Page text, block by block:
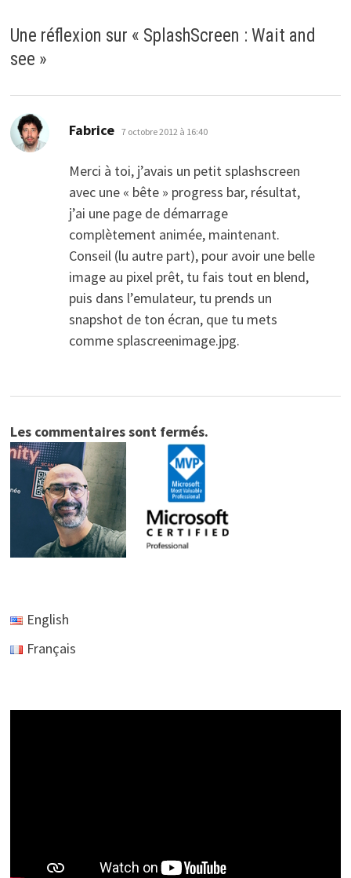
Une réflexion sur « SplashScreen : Wait and
see »
Fabrice dit :
7 octobre 2012 à 16:40
Merci à toi, j’avais un petit splashscreen
avec une « bête » progress bar, résultat,
j’ai une page de démarrage
complètement animée, maintenant.
Conseil (lu autre part), pour avoir une belle
image au pixel prêt, tu fais tout en blend,
puis dans l’emulateur, tu prends un
snapshot de ton écran, que tu mets
comme splascreenimage.jpg.
Les commentaires sont fermés.
English
Français